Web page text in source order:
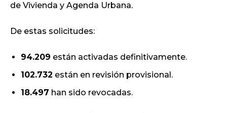
de Vivienda y Agenda Urbana.
De estas solicitudes:
94.209 están activadas definitivamente.
102.732 están en revisión provisional.
18.497 han sido revocadas.